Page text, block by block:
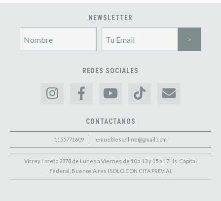
NEWSLETTER
REDES SOCIALES
CONTACTANOS
1155771609 emueblesonline@gmail.com
Virrey Loreto 2878 de Lunes a Viernes de 10 a 13 y 15 a 17 Hs. Capital
Federal, Buenos Aires (SOLO CON CITA PREVIA).